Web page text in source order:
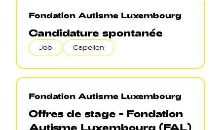
Fondation Autisme Luxembourg
Candidature spontanée
Job Capellen
Fondation Autisme Luxembourg
Offres de stage - Fondation
Autisme Luxembourg (FAL)